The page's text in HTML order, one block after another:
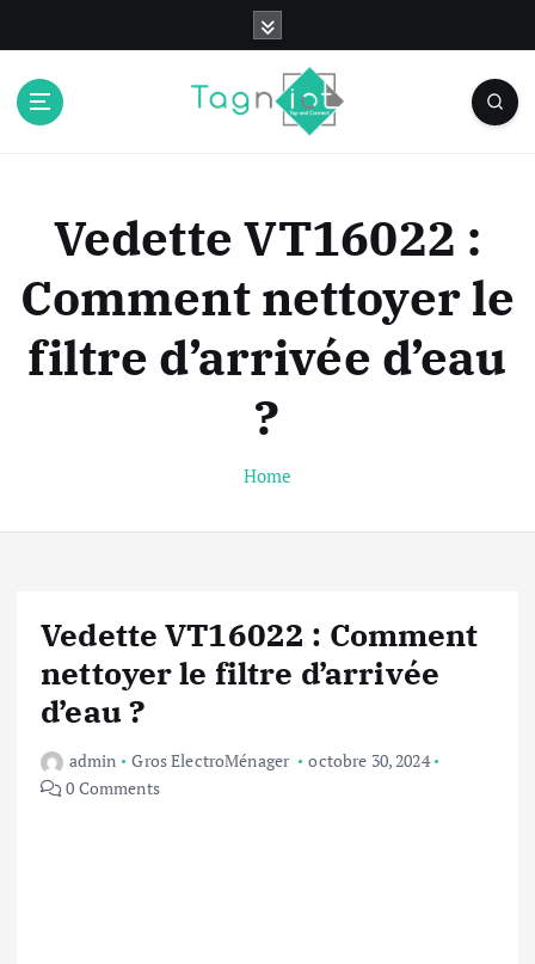
Vedette VT16022 :
Comment nettoyer le
filtre d’arrivée d’eau
?
Home
Vedette VT16022 : Comment
nettoyer le filtre d’arrivée
d’eau ?
admin Gros ElectroMénager
octobre 30, 2024
0 Comments